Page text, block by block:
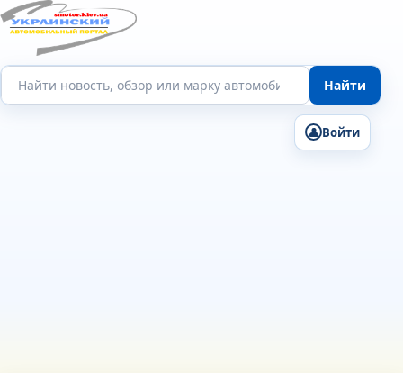
Поиск по сайту
Найти
Войти